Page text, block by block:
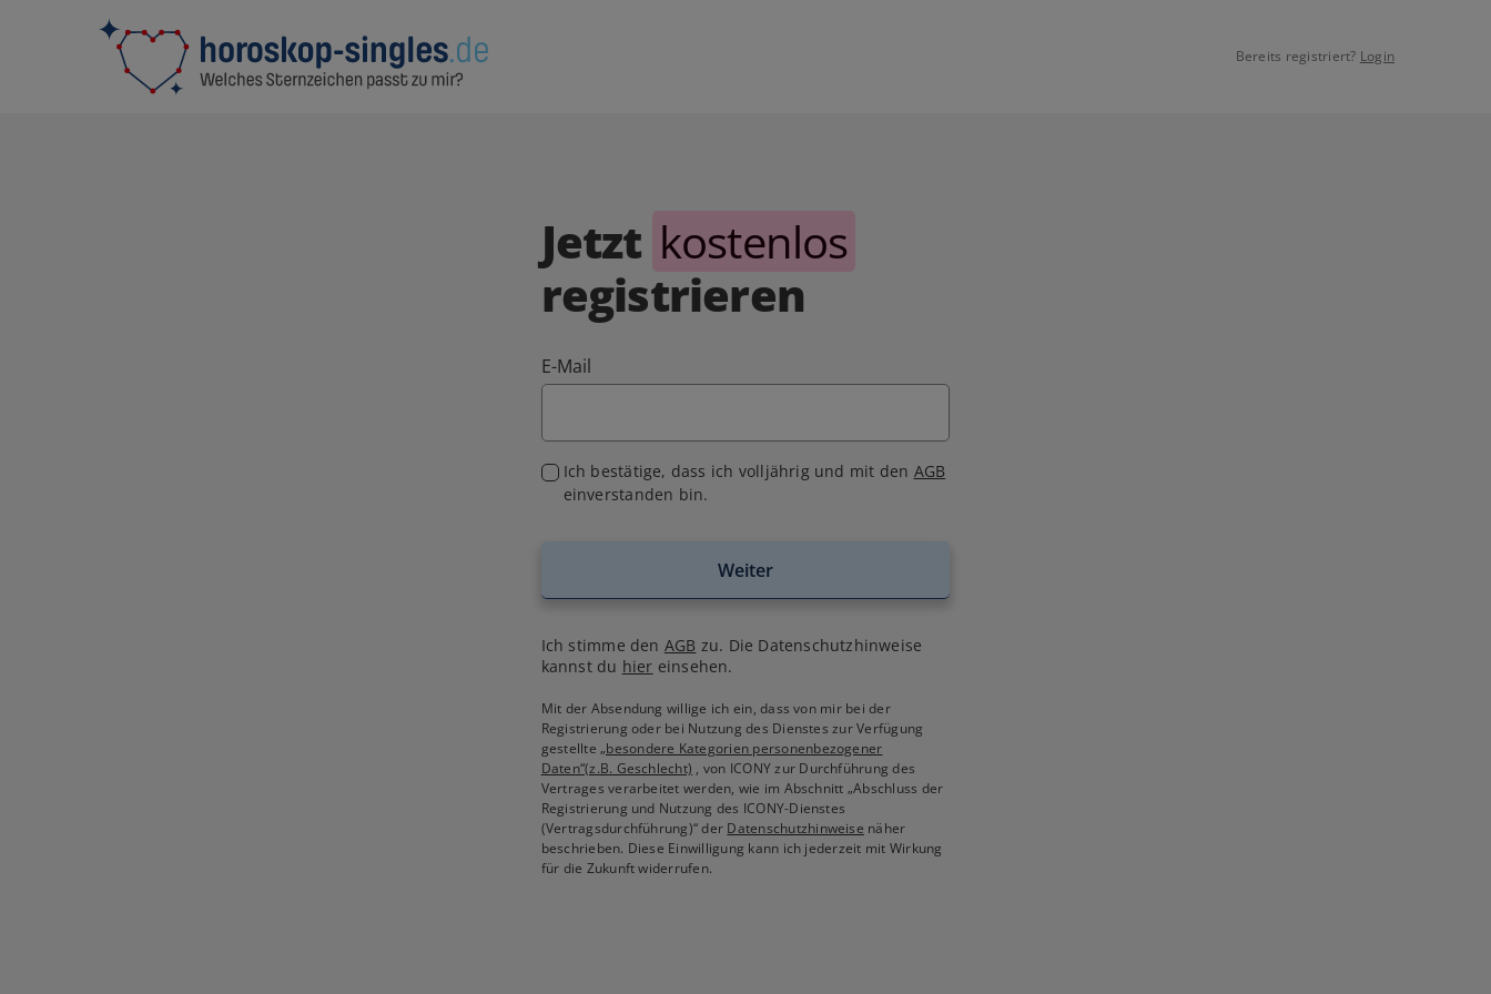
Bereits registriert? Login
Jetzt kostenlos
registrieren
E-Mail
Ich bestätige, dass ich volljährig und mit den AGB
einverstanden bin.
Weiter
Ich stimme den AGB zu. Die Datenschutzhinweise
kannst du hier einsehen.
Mit der Absendung willige ich ein, dass von mir bei der
Registrierung oder bei Nutzung des Dienstes zur Verfügung
gestellte„besondere Kategorien personenbezogener
Daten“(z.B. Geschlecht) , von ICONY zur Durchführung des
Vertrages verarbeitet werden, wie im Abschnitt „Abschluss der
Registrierung und Nutzung des ICONY-Dienstes
(Vertragsdurchführung)“ der Datenschutzhinweise näher
beschrieben. Diese Einwilligung kann ich jederzeit mit Wirkung
für die Zukunft widerrufen.